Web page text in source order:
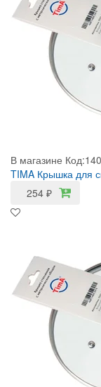
В магазине
TIMA Крышка для
254 ₽